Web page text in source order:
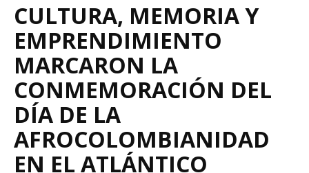
CULTURA, MEMORIA Y
EMPRENDIMIENTO
MARCARON LA
CONMEMORACIÓN DEL
DÍA DE LA
AFROCOLOMBIANIDAD
EN EL ATLÁNTICO